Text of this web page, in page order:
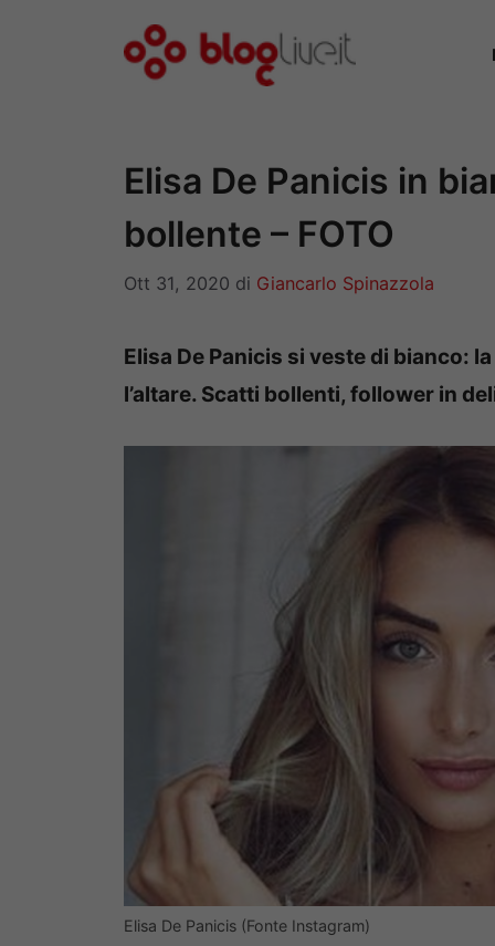
Elisa De Panicis in
bollente – FOTO
Ott 31, 2020 di Giancarlo Spinazzola
Elisa De Panicis si veste di bianco:
l’altare. Scatti bollenti, follower in
Elisa De Panicis (Fonte Instagram)